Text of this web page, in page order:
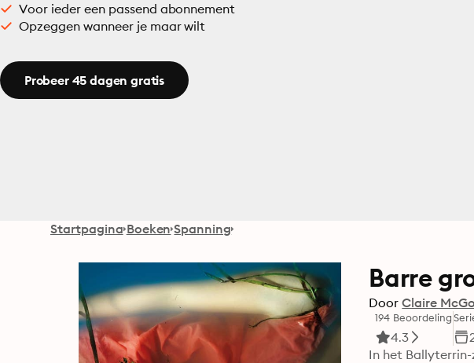
Voor ieder een passend abonnement
Opzeggen wanneer je maar wilt
Probeer 45 dagen gratis
Startpagina Boeken Spanning
Barre
Door Claire
194 Beoordeling
4.3
In het